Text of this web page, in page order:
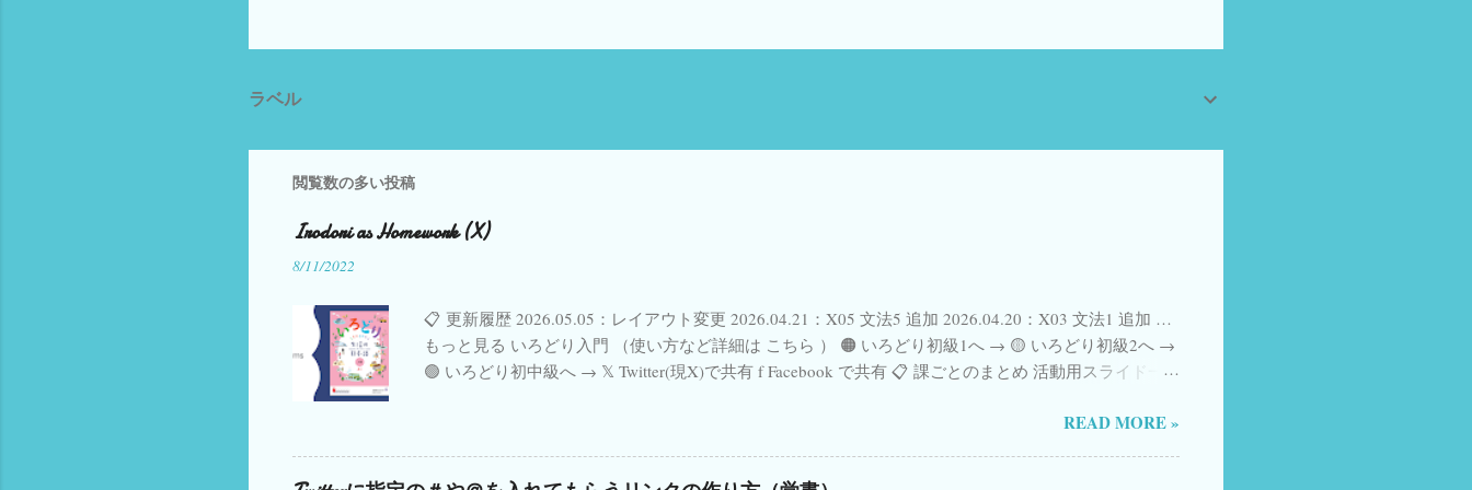
ラベル
閲覧数の多い投稿
Irodori as Homework (X)
8/11/2022
📋 更新履歴 2026.05.05：レイアウト変更 2026.04.21：X05 文法5 追加 2026.04.20：X03 文法1 追加 …
もっと見る いろどり入門 （使い方など詳細は こちら ） 🟠 いろどり初級1へ → 🟡 いろどり初級2へ →
🟢 いろどり初中級へ → 𝕏 Twitter(現X)で共有 f Facebook で共有 📋 課ごとのまとめ 活動用スライド一
（2023.08.07〜） 📺 YouTube上でのGoogle Form視聴不具合について→ こちら 参照 YouTube ショート
準備 会話 形に注目 📚 関連書籍・おすすめリンク 日本語教育関連の本(Amazon) 日本語漢字関連の本
READ MORE »